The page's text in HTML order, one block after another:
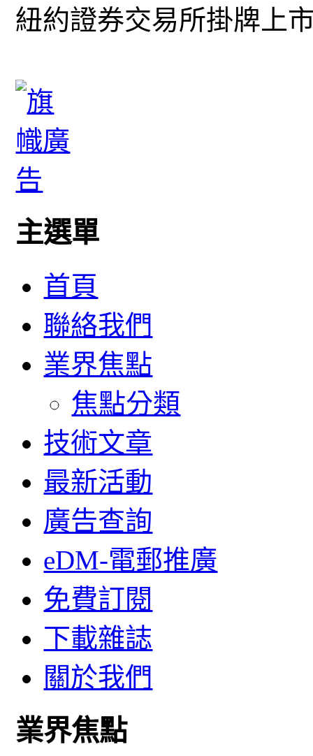
紐約證券交易所掛牌上
主選單
首頁
聯絡我們
業界焦點
焦點分類
技術文章
最新活動
廣告查詢
eDM-電郵推廣
免費訂閱
下載雜誌
關於我們
業界焦點